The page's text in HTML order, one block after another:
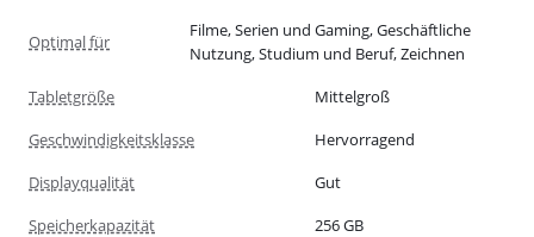
Optimal für
Filme, Serien und Gaming, Geschäftliche
Nutzung, Studium und Beruf, Zeichnen
Tabletgröße
Mittelgroß
Geschwindigkeitsklasse
Hervorragend
Displayqualität
Gut
Speicherkapazität
256 GB